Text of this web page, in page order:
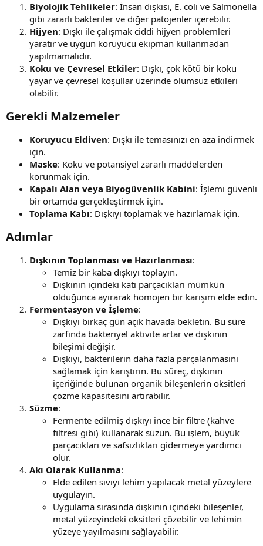
Biyolojik Tehlikeler: İnsan dışkısı, E. coli ve Salmonella
gibi zararlı bakteriler ve diğer patojenler içerebilir.
Hijyen: Dışkı ile çalışmak ciddi hijyen problemleri
yaratır ve uygun koruyucu ekipman kullanmadan
yapılmamalıdır.
Koku ve Çevresel Etkiler: Dışkı, çok kötü bir koku
yayar ve çevresel koşullar üzerinde olumsuz etkileri
olabilir.
Gerekli Malzemeler​
Koruyucu Eldiven: Dışkı ile temasınızı en aza indirmek
için.
Maske: Koku ve potansiyel zararlı maddelerden
korunmak için.
Kapalı Alan veya Biyogüvenlik Kabini: İşlemi güvenli
bir ortamda gerçekleştirmek için.
Toplama Kabı: Dışkıyı toplamak ve hazırlamak için.
Adımlar​
Dışkının Toplanması ve Hazırlanması:
Temiz bir kaba dışkıyı toplayın.
Dışkının içindeki katı parçacıkları mümkün
olduğunca ayırarak homojen bir karışım elde edin.
Fermentasyon ve İşleme:
Dışkıyı birkaç gün açık havada bekletin. Bu süre
zarfında bakteriyel aktivite artar ve dışkının
bileşimi değişir.
Dışkıyı, bakterilerin daha fazla parçalanmasını
sağlamak için karıştırın. Bu süreç, dışkının
içeriğinde bulunan organik bileşenlerin oksitleri
çözme kapasitesini artırabilir.
Süzme:
Fermente edilmiş dışkıyı ince bir filtre (kahve
filtresi gibi) kullanarak süzün. Bu işlem, büyük
parçacıkları ve safsızlıkları gidermeye yardımcı
olur.
Akı Olarak Kullanma:
Elde edilen sıvıyı lehim yapılacak metal yüzeylere
uygulayın.
Uygulama sırasında dışkının içindeki bileşenler,
metal yüzeyindeki oksitleri çözebilir ve lehimin
yüzeye yayılmasını sağlayabilir.